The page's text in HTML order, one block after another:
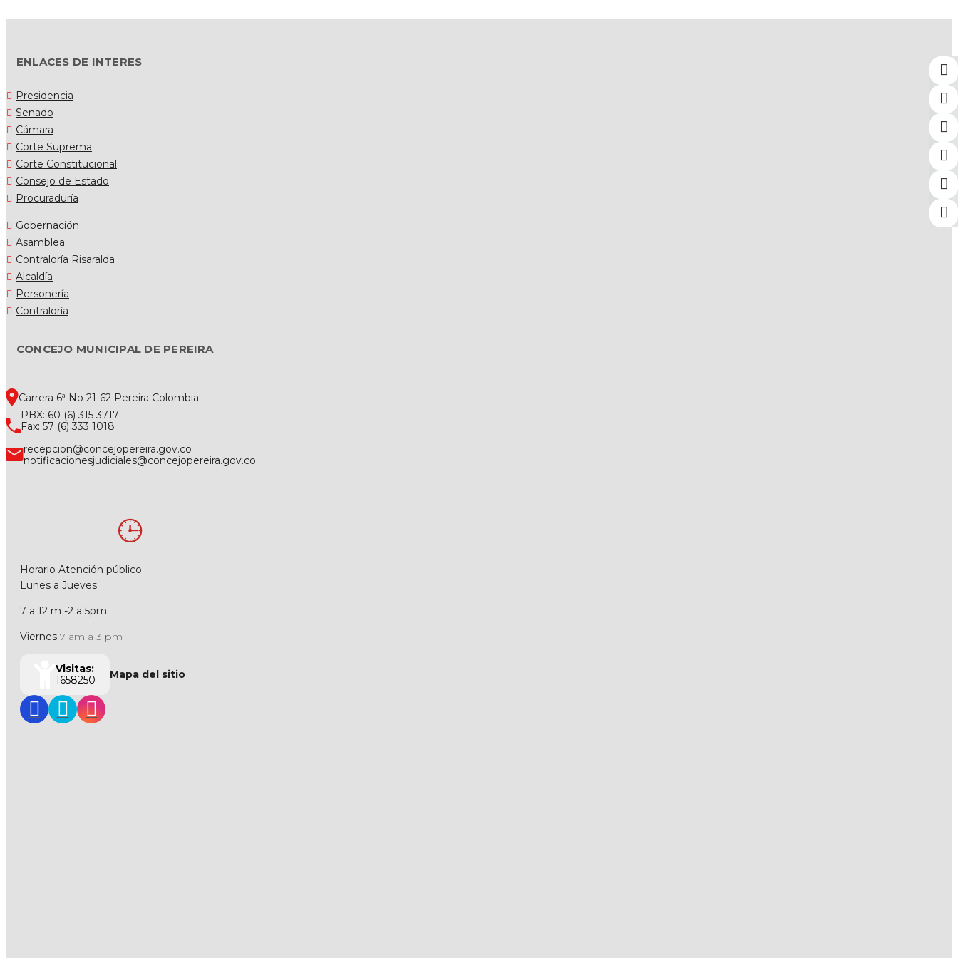
ENLACES DE INTERES
Presidencia
Senado
Cámara
Corte Suprema
Corte Constitucional
Consejo de Estado
Procuraduría
Gobernación
Asamblea
Contraloría Risaralda
Alcaldía
Personería
Contraloría
CONCEJO MUNICIPAL DE PEREIRA
Carrera 6ª No 21-62 Pereira Colombia
PBX: 60 (6) 315 3717
Fax: 57 (6) 333 1018
recepcion@concejopereira.gov.co
notificacionesjudiciales@concejopereira.gov.co
Horario Atención público
Lunes a Jueves
7 a 12 m -2 a 5pm
Viernes 7 am a 3 pm
Visitas:
1658250
Mapa del sitio